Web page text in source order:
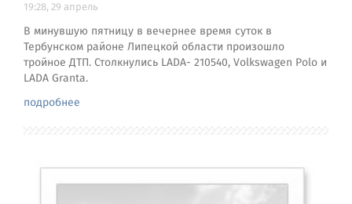
19:28, 29 апрель
В минувшую пятницу в вечернее время суток в
Тербунском районе Липецкой области произошло
тройное ДТП. Столкнулись LADA- 210540, Volkswagen Polo и
LADA Granta.
подробнее